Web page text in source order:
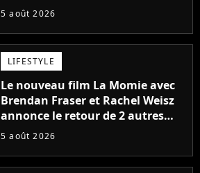
5 août 2026
LIFESTYLE
Le nouveau film La Momie avec
Brendan Fraser et Rachel Weisz
annonce le retour de 2 autres
personnages emblématiques de
5 août 2026